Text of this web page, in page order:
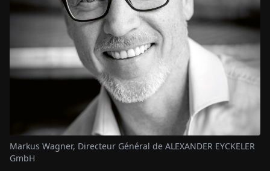
Markus Wagner, Directeur Général de ALEXANDER EYCKELER
GmbH